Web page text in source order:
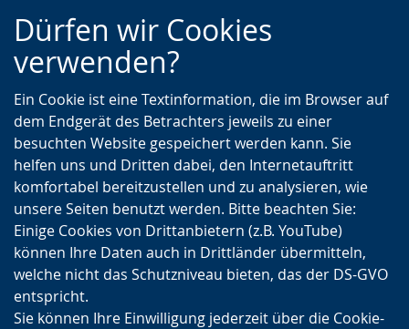
Zur
Hauptnavigation
Zur
Seitennavigation
Zum
Inhalt
Dürfen wir Cookies
verwenden?
Ein Cookie ist eine Textinformation, die im Browser auf
dem Endgerät des Betrachters jeweils zu einer
besuchten Website gespeichert werden kann. Sie
helfen uns und Dritten dabei, den Internetauftritt
komfortabel bereitzustellen und zu analysieren, wie
unsere Seiten benutzt werden. Bitte beachten Sie:
Einige Cookies von Drittanbietern (z.B. YouTube)
können Ihre Daten auch in Drittländer übermitteln,
welche nicht das Schutzniveau bieten, das der DS-GVO
entspricht.
Sie können Ihre Einwilligung jederzeit über die Cookie-